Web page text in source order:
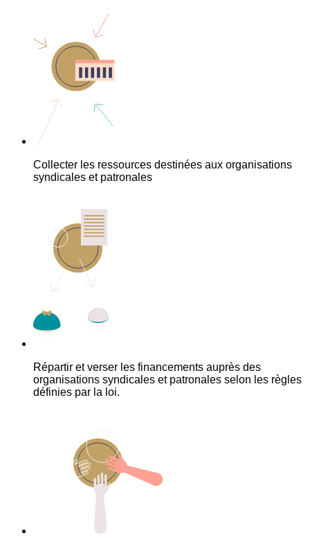
Collecter les ressources destinées aux organisations
syndicales et patronales
Répartir et verser les financements auprès des
organisations syndicales et patronales selon les règles
définies par la loi.